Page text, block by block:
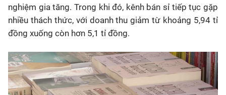
nghiệm gia tăng. Trong khi đó, kênh bán sỉ tiếp tục gặp
nhiều thách thức, với doanh thu giảm từ khoảng 5,94 tỉ
đồng xuống còn hơn 5,1 tỉ đồng.